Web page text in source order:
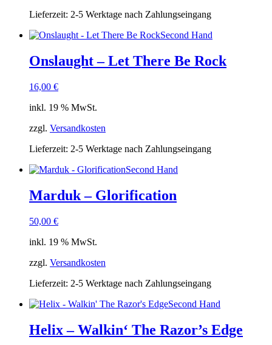
Lieferzeit: 2-5 Werktage nach Zahlungseingang
Second Hand
Onslaught – Let There Be Rock
16,00 €
inkl. 19 % MwSt.
zzgl. Versandkosten
Lieferzeit: 2-5 Werktage nach Zahlungseingang
Second Hand
Marduk – Glorification
50,00 €
inkl. 19 % MwSt.
zzgl. Versandkosten
Lieferzeit: 2-5 Werktage nach Zahlungseingang
Second Hand
Helix – Walkin‘ The Razor’s Edge